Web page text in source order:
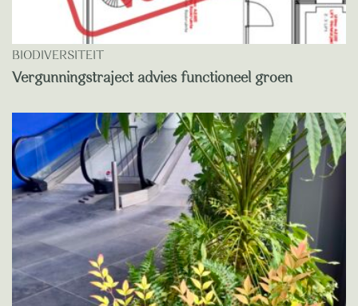
BIODIVERSITEIT
Vergunningstraject advies functioneel groen